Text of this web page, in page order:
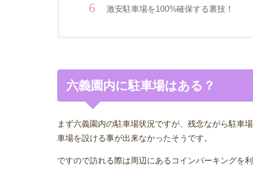
激安駐車場を100%確保する裏技！
六義園内に駐車場はある？
まず六義園内の駐車場状況ですが、残念ながら駐車
車場を設ける事が出来なかったそうです。
ですので訪れる際は周辺にあるコインパーキングを